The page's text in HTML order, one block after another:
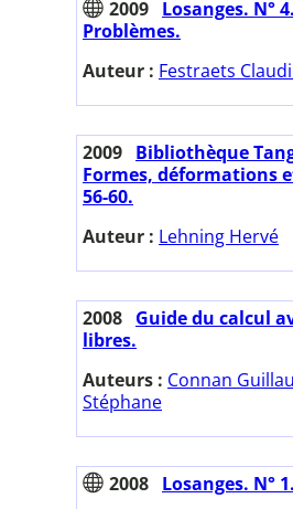
2009 Losanges. N°
Problèmes.
Auteur : Festraets
2009 Bibliothèque
Formes, déformations
56-60.
Auteur : Lehning Hervé
2008 Guide du calcul
libres.
Auteurs : Connan
Stéphane
2008 Losanges. N°